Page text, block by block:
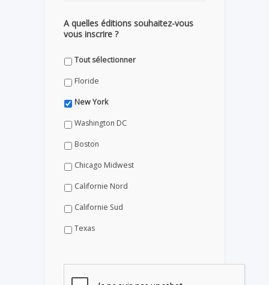
A quelles éditions souhaitez-vous
vous inscrire ?
Tout sélectionner
Floride
New York
Washington DC
Boston
Chicago Midwest
Californie Nord
Californie Sud
Texas